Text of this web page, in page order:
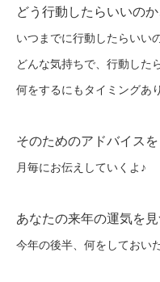
どう行動したらいいのか
いつまでに行動したらいい
どんな気持ちで、行動した
何をするにもタイミングあり
そのためのアドバイスを
月毎にお伝えしていくよ♪
あなたの来年の運気を見
今年の後半、何をしておい